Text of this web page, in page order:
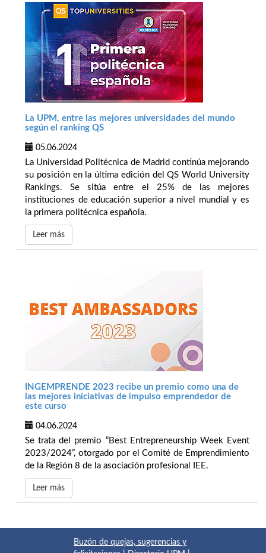
La UPM, entre las mejores universidades del mundo
según el ranking QS
05.06.2024
La Universidad Politécnica de Madrid continúa mejorando
su posición en la última edición del QS World University
Rankings. Se sitúa entre el 25% de las mejores
instituciones de educación superior a nivel mundial y es
la primera politécnica española.
Leer más
INGEMPRENDE 2023 recibe un premio como una de
las mejores iniciativas de impulso emprendedor de
este curso
04.06.2024
Se trata del premio “Best Entrepreneurship Week Event
2023/2024”, otorgado por el Comité de Emprendimiento
de la Región 8 de la asociación profesional IEE.
Leer más
Buzón de quejas, sugerencias y